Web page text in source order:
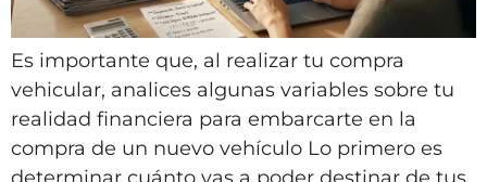
Es importante que, al realizar tu compra
vehicular, analices algunas variables sobre tu
realidad financiera para embarcarte en la
compra de un nuevo vehículo Lo primero es